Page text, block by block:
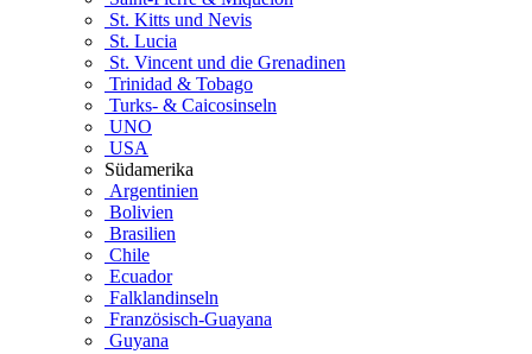
St. Kitts und Nevis
St. Lucia
St. Vincent und die Grenadinen
Trinidad & Tobago
Turks- & Caicosinseln
UNO
USA
Südamerika
Argentinien
Bolivien
Brasilien
Chile
Ecuador
Falklandinseln
Französisch-Guayana
Guyana